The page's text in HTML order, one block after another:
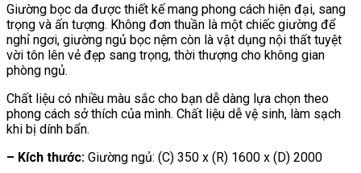
Giường bọc da được thiết kế mang phong cách hiện đại, sang
trọng và ấn tượng. Không đơn thuần là một chiếc giường để
nghỉ ngơi, giường ngủ bọc nệm còn là vật dụng nội thất tuyệt
vời tôn lên vẻ đẹp sang trọng, thời thượng cho không gian
phòng ngủ.
Chất liệu có nhiều màu sắc cho bạn dễ dàng lựa chọn theo
phong cách sở thích của mình. Chất liệu dễ vệ sinh, làm sạch
khi bị dính bẩn.
– Kích thước: Giường ngủ: (C) 350 x (R) 1600 x (D) 2000